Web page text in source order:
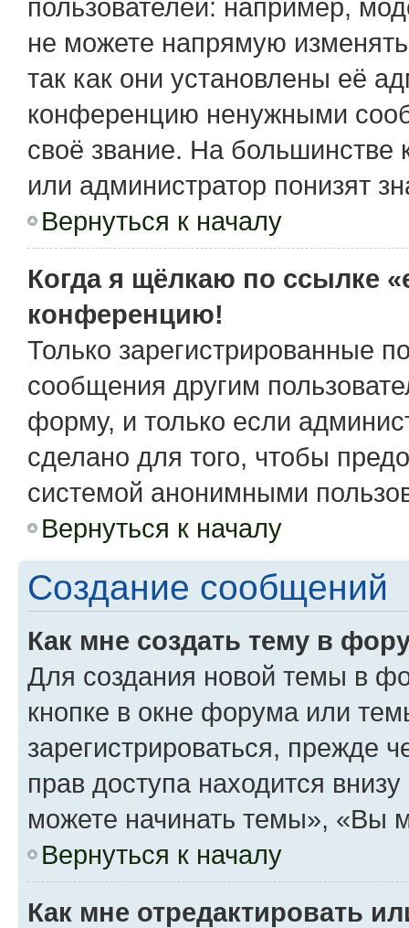
пользователей: например,
не можете напрямую
так как они установлены её
конференцию ненужными
своё звание. На
или администратор понизят
Вернуться к началу
Когда я щёлкаю по ссылке
конференцию!
Только зарегистрированные
сообщения другим
форму, и только если
сделано для того, чтобы
системой анонимными
Вернуться к началу
Создание сообщений
Как мне создать тему в
Для создания новой темы в
кнопке в окне форума или
зарегистрироваться, прежде
прав доступа находится
можете начинать темы», «Вы
Вернуться к началу
Как мне отредактировать